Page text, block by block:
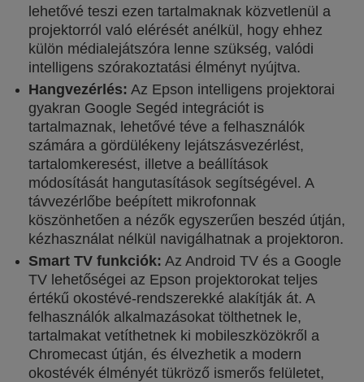
lehetővé teszi ezen tartalmaknak közvetlenül a
projektorról való elérését anélkül, hogy ehhez
külön médialejátszóra lenne szükség, valódi
intelligens szórakoztatási élményt nyújtva.
Hangvezérlés: Az Epson intelligens projektorai
gyakran Google Segéd integrációt is
tartalmaznak, lehetővé téve a felhasználók
számára a gördülékeny lejátszásvezérlést,
tartalomkeresést, illetve a beállítások
módosítását hangutasítások segítségével. A
távvezérlőbe beépített mikrofonnak
köszönhetően a nézők egyszerűen beszéd útján,
kézhasználat nélkül navigálhatnak a projektoron.
Smart TV funkciók: Az Android TV és a Google
TV lehetőségei az Epson projektorokat teljes
értékű okostévé-rendszerekké alakítják át. A
felhasználók alkalmazásokat tölthetnek le,
tartalmakat vetíthetnek ki mobileszközökről a
Chromecast útján, és élvezhetik a modern
okostévék élményét tükröző ismerős felületet,